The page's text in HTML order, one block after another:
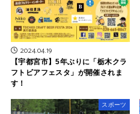
2024.04.19
【宇都宮市】5年ぶりに「栃木クラ
フトビアフェスタ」が開催されま
す！
スポーツ